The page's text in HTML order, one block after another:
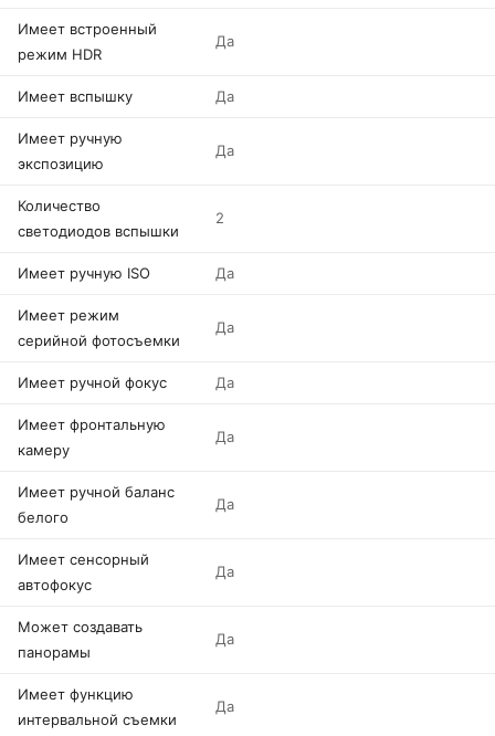
Имеет встроенный
режим HDR
Да
Имеет вспышку Да
Имеет ручную
экспозицию
Да
Количество
светодиодов вспышки
2
Имеет ручную ISO Да
Имеет режим
серийной фотосъемки
Да
Имеет ручной фокус Да
Имеет фронтальную
камеру
Да
Имеет ручной баланс
белого
Да
Имеет сенсорный
автофокус
Да
Может создавать
панорамы
Да
Имеет функцию
интервальной съемки
Да